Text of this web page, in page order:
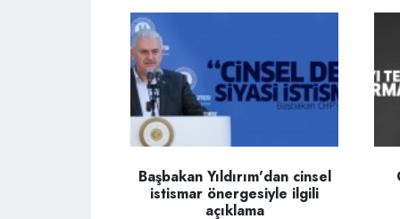
Başbakan Yıldırım'dan cinsel
istismar önergesiyle ilgili
açıklama